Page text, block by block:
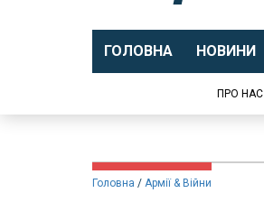
ГОЛОВНА НОВИНИ
ПРО НАС
Головна Армії & Війни